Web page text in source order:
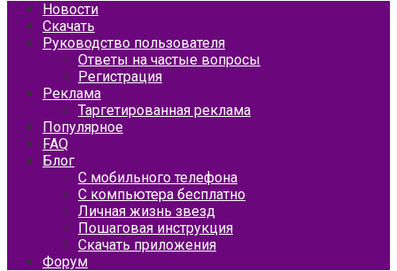
Новости
Скачать
Руководство пользователя
Ответы на частые вопросы
Регистрация
Реклама
Таргетированная реклама
Популярное
FAQ
Блог
С мобильного телефона
С компьютера бесплатно
Личная жизнь звезд
Пошаговая инструкция
Скачать приложения
Форум